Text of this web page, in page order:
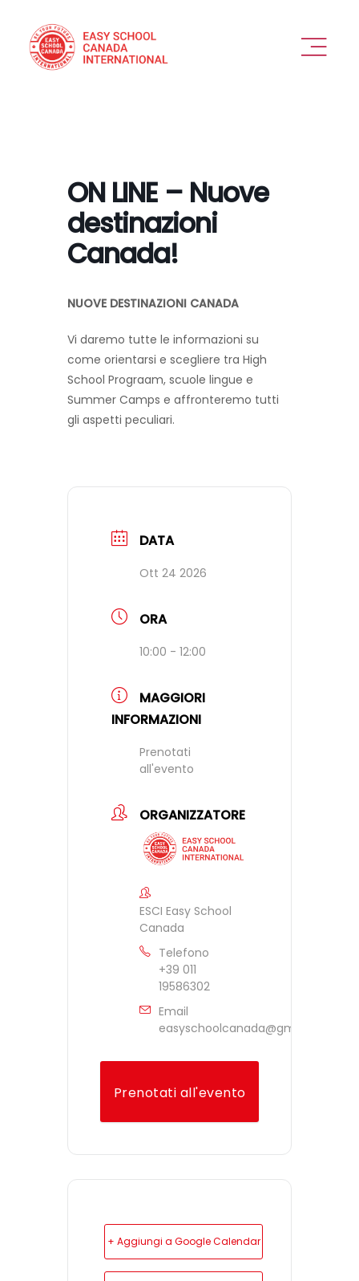
content
VEDIAMOCI
COME FUNZIONA
DESTINAZIONI
ESPERIENZA IN SICUREZZA
ON LINE – Nuove
destinazioni
Canada!
NUOVE DESTINAZIONI CANADA
Vi daremo tutte le informazioni su
come orientarsi e scegliere tra High
School Prograam, scuole lingue e
Summer Camps e affronteremo tutti
gli aspetti peculiari.
DATA
Ott 24 2026
ORA
10:00 - 12:00
MAGGIORI
INFORMAZIONI
Prenotati
all'evento
ORGANIZZATORE
ESCI Easy School
Canada
Telefono
+39 011
19586302
Email
easyschoolcanada@gmail.com
Prenotati all'evento
+ Aggiungi a Google Calendar